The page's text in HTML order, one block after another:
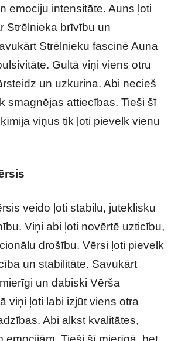
emociju intensitāte. Auns ļoti
Strēlnieka brīvību un
Strēlnieku fascinē Auna
Gultā viņi viens otru
un uzkurina. Abi necieš
smagnējas attiecības. Tieši šī
viņus tik ļoti pievelk vienu
veido ļoti stabilu, juteklisku
Viņi abi ļoti novērtē uzticību,
drošību. Vērsi ļoti pievelk
un stabilitāte. Savukārt
un dabiski Vērša
viņi ļoti labi izjūt viens otra
Abi alkst kvalitātes,